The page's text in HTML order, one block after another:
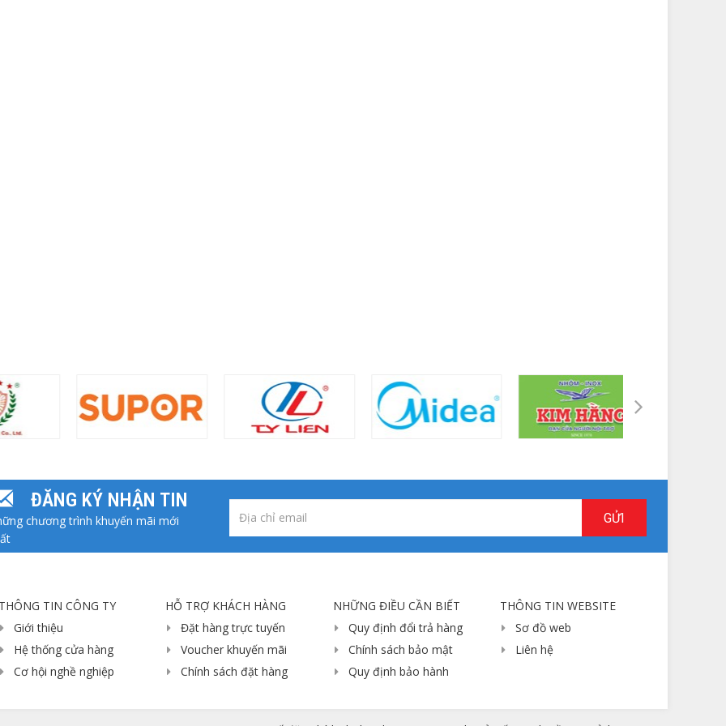
ĐĂNG KÝ NHẬN TIN
chương trình khuyến mãi mới
GỬI
THÔNG TIN CÔNG TY
Giới thiệu
Hệ thống cửa hàng
Cơ hội nghề nghiệp
HỖ TRỢ KHÁCH HÀNG
Đặt hàng trực tuyến
Voucher khuyến mãi
Chính sách đặt hàng
NHỮNG ĐIỀU CẦN BIẾT
Quy định đổi trả hàng
Chính sách bảo mật
Quy định bảo hành
THÔNG TIN WEBSITE
Sơ đồ web
Liên hệ